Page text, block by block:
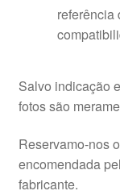
referência
Salvo indicação
fotos são
Reservamo-nos
encomendada
fabricante.